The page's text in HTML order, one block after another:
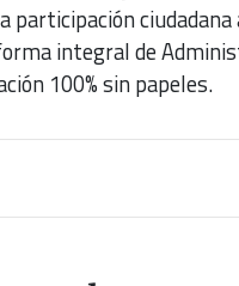
participación
integral de
100% sin papeles.